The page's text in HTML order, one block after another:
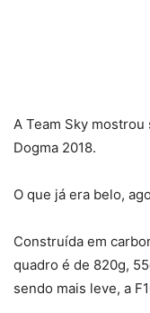
A Team Sky mostrou
Dogma 2018.
O que já era belo,
Construída em
quadro é de 820g,
sendo mais leve, a